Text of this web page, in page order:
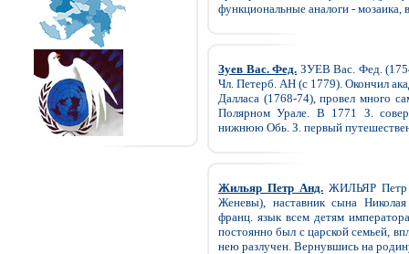
функциональные аналоги - мозаика,
Зуев Вас. Фед. ЗУЕВ Вас. Фед.
Чл. Петерб. АН (с 1779). Окончил
Далласа (1768-74), провел много
Полярном Урале. В 1771 З.
нижнюю Обь. З. первый
Жильяр Петр Анд. ЖИЛЬЯР Петр
Женевы), наставник сына
франц. язык всем детям
постоянно был с царской семьей,
нею разлучен. Вернувшись на